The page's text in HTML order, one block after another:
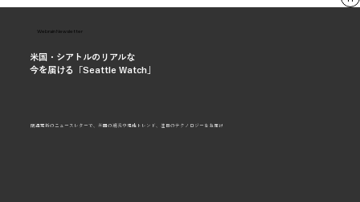
Webrain Newsletter
隔週更新のニュースレターで、米国の潮流や現地トレンド、注目のテクノロジーをお届け
米国・シアトルのリアルな
今を届ける「Seattle Watch」